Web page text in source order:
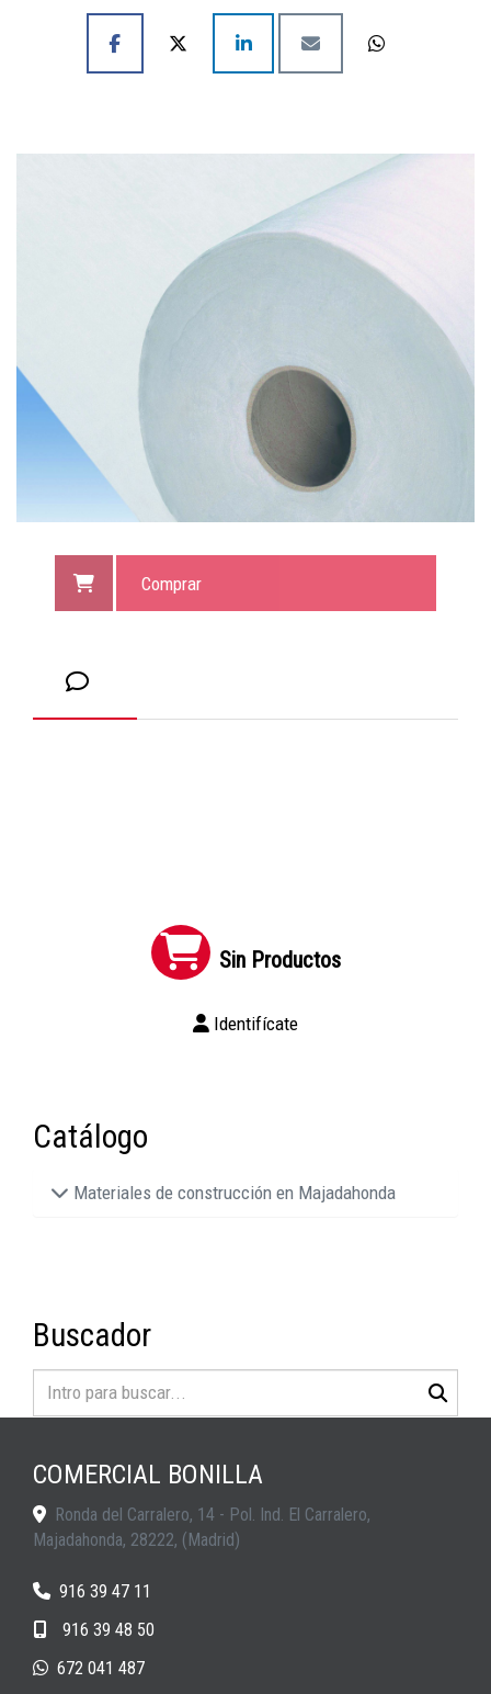
Comprar
Sin Productos
Identifícate
Catálogo
Materiales de construcción en Majadahonda
Buscador
COMERCIAL BONILLA
Ronda del Carralero, 14 - Pol. Ind. El Carralero,
Majadahonda, 28222, (Madrid)
916 39 47 11
916 39 48 50
672 041 487